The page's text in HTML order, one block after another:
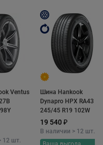
шины до замены,
истиранию,
к
сразу
ее протектора.
по ширине
Они практически
даже очень
Ventus
12 шт.
Шина Hankook
Dynapro HPX RA43
245/45 R19 102W
19 540 ₽
В наличии > 12 шт.